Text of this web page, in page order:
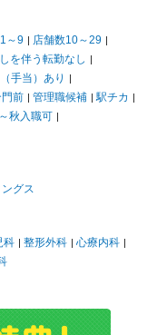
～9
店舗数10～29
を伴う転勤なし
手当）あり
前 管理職候補
駅チカ
秋入職可
グス
科 整形外科
心療内科